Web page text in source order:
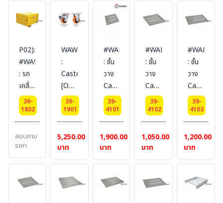
L 2
door
self
close)
Certification(FM/CE)
Ext
dimension
204x116x62.5
170
(manual)
Certification(FM/CE)
Ext
dimension
180x106x57
SYSBEL
Cabine
434
(manual)
Certification(FM/CE)
Ext
dimension180x150x98.5
SYSBEL
BATTERY
มือที่
อาจ
ระเบิด
ได้
พร้อม
ระบบ
ป้องกัน
และ
แจ้ง
ตาม
Storage
(CE)
Ext
dimension
Ext
dimension
ขนาด
cm.น้ำ
หนัก
Kgs.
P02):
#WA940102
: รถ
เคลื่อน
ย้าย
เพื่อ
บรรจุ
สาร
ไวไฟ
Mobile
Storage
39-
1802
สอบถาม
ราคา
WAW0125
:
Caster
[One
set
four
pcs]
Equipped
with
16
of
39-
1901
5,250.00
บาท
#WAL03045
: ชั้น
วาง
Cabinet
Shelf
for
Steel
Cabinet
30/45
Gal
dimension(HxWxD/cm)
39-
4101
1,900.00
บาท
#WAL040
: ชั้น
วาง
Cabinet
Steel
Shelf
4
Gal
Ext.
dimension(HxWxD/cm)
G.W.
39-
4102
1,050.00
บาท
#WAL012
: ชั้น
วาง
Cabinet
Steel
Shelf
12
Gal
Ext
G.W.
39-
4103
1,200.00
บาท